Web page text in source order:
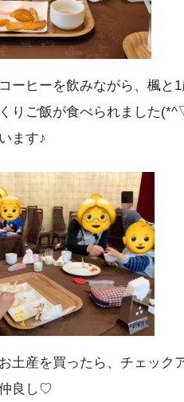
ーヒーを飲みながら、楓と
りご飯が食べられました
ます♪
土産を買ったら、チェック
良し♡